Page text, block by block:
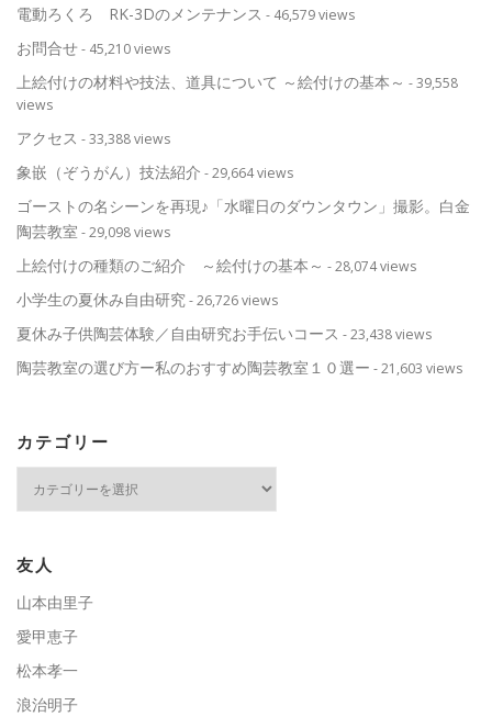
電動ろくろ RK-3Dのメンテナンス - 46,579 views
お問合せ- 45,210 views
上絵付けの材料や技法、道具について ～絵付けの基本～ - 39,558
views
アクセス - 33,388 views
象嵌（ぞうがん）技法紹介 - 29,664 views
ゴーストの名シーンを再現♪「水曜日のダウンタウン」撮影。白金
陶芸教室 - 29,098 views
上絵付けの種類のご紹介 ～絵付けの基本～ - 28,074 views
小学生の夏休み自由研究- 26,726 views
夏休み子供陶芸体験／自由研究お手伝いコース - 23,438 views
陶芸教室の選び方ー私のおすすめ陶芸教室１０選ー - 21,603 views
カテゴリー
ー
友人
山本由里子
愛甲恵子
松本孝一
浪治明子